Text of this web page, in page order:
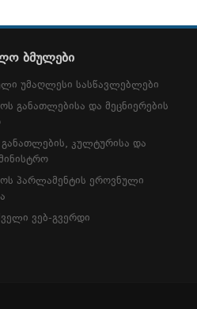
ბმულები
უმაღლესი სასწავლებლები
განათლებისა და მეცნიერების
განათლების, კულტურისა და
პარლამენტის ეროვნული
ვებ-გვერდი